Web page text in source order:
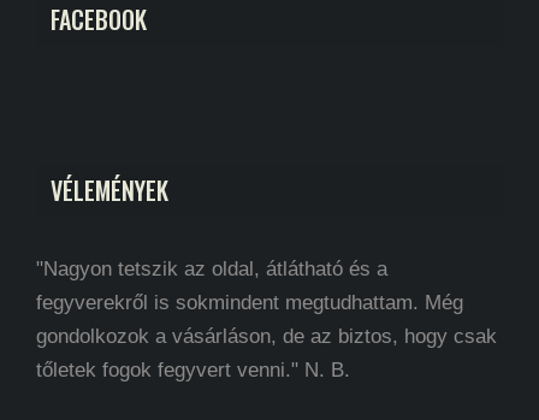
FACEBOOK
VÉLEMÉNYEK
"Nagyon tetszik az oldal, átlátható és a
fegyverekről is sokmindent megtudhattam. Még
gondolkozok a vásárláson, de az biztos, hogy csak
tőletek fogok fegyvert venni." N. B.